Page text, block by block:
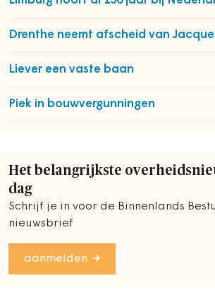
Drenthe neemt afscheid van
Liever een vaste baan
Piek in bouwvergunningen
Het belangrijkste
dag
Schrijf je in voor de Binnenlands
nieuwsbrief
aanmelden